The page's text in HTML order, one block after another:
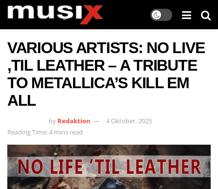
VARIOUS ARTISTS: NO LIVE
‚TIL LEATHER – A TRIBUTE
TO METALLICA’S KILL EM
ALL
by Redaktion
4 Oktober, 2025
Reading Time: 4 mins read